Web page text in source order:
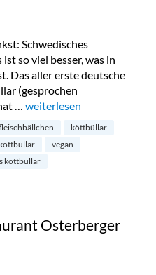
Schwedisches
so viel besser, was in
Das aller erste deutsche
(gesprochen
… „Ja, ja und nochmals ja!
weiterlesen
köttbüllar
vegan
köttbullar
Osterberger